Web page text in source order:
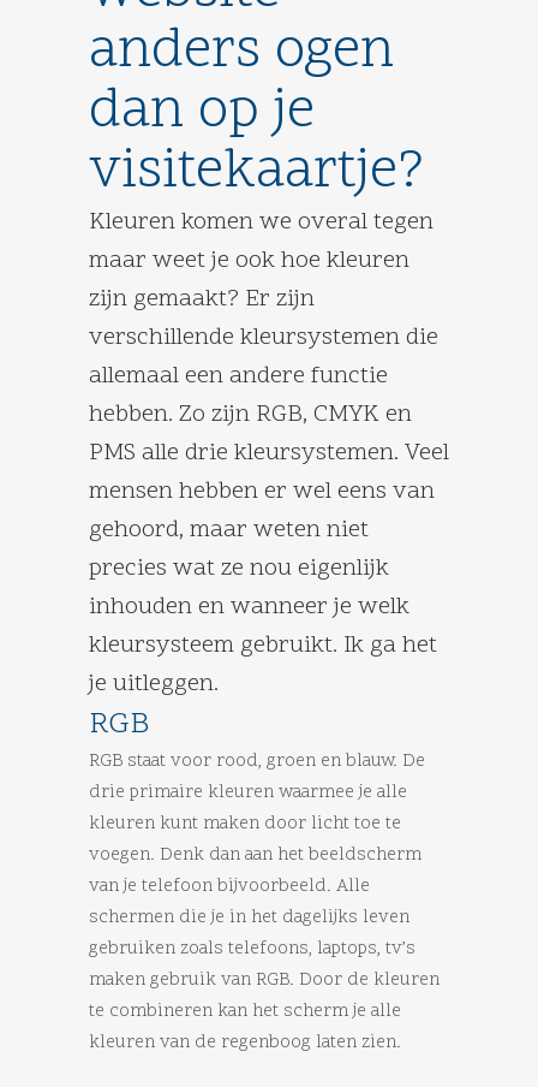
anders ogen
dan op je
visitekaartje?
Kleuren komen we overal tegen
maar weet je ook hoe kleuren
zijn gemaakt? Er zijn
verschillende kleursystemen die
allemaal een andere functie
hebben. Zo zijn RGB, CMYK en
PMS alle drie kleursystemen. Veel
mensen hebben er wel eens van
gehoord, maar weten niet
precies wat ze nou eigenlijk
inhouden en wanneer je welk
kleursysteem gebruikt. Ik ga het
je uitleggen.
RGB
RGB staat voor rood, groen en blauw. De
drie primaire kleuren waarmee je alle
kleuren kunt maken door licht toe te
voegen. Denk dan aan het beeldscherm
van je telefoon bijvoorbeeld. Alle
schermen die je in het dagelijks leven
gebruiken zoals telefoons, laptops, tv’s
maken gebruik van RGB. Door de kleuren
te combineren kan het scherm je alle
kleuren van de regenboog laten zien.